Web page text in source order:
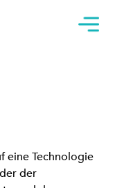
eine Technologie
der